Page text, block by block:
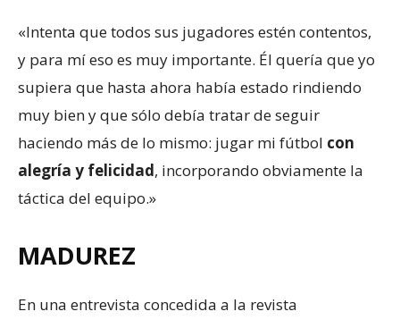
«Intenta que todos sus jugadores estén contentos,
y para mí eso es muy importante. Él quería que yo
supiera que hasta ahora había estado rindiendo
muy bien y que sólo debía tratar de seguir
haciendo más de lo mismo: jugar mi fútbol con
alegría y felicidad, incorporando obviamente la
táctica del equipo.»
MADUREZ
En una entrevista concedida a la revista